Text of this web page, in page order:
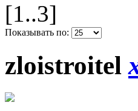
[1..3]
Показывать по:
zloistroitel